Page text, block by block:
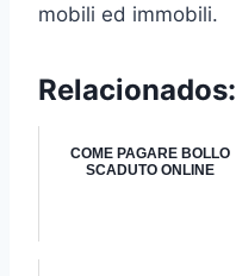
mobili ed immobili.
Relacionados:
COME PAGARE BOLLO
SCADUTO ONLINE